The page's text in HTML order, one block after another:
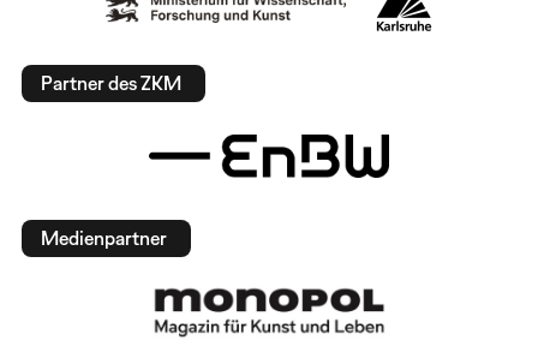
Partner des ZKM
Medienpartner